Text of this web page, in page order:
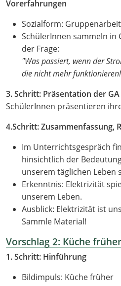
Vorerfahrungen
Sozialform: Gruppenarbeit
SchülerInnen sammeln in
der Frage:
"Was passiert, wenn der
die nicht mehr
3. Schritt: Präsentation der GA
SchülerInnen präsentieren
4.Schritt: Zusammenfassung,
Im Unterrichtsgespräch
hinsichtlich der
unserem täglichen Leben
Erkenntnis: Elektrizität
unserem Leben.
Ausblick: Elektrizität ist
Sammle Material!
Vorschlag 2: Küche früher
1. Schritt: Hinführung
Bildimpuls: Küche früher